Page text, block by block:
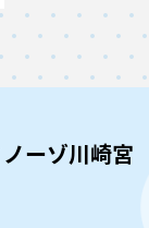
ーゾ川崎宮